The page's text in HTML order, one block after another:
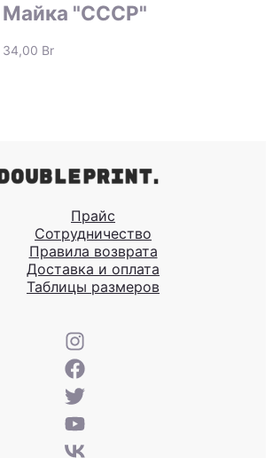
Майка "СССР"
34,00 Br
Прайс
Сотрудничество
Правила возврата
Доставка и оплата
Таблицы размеров